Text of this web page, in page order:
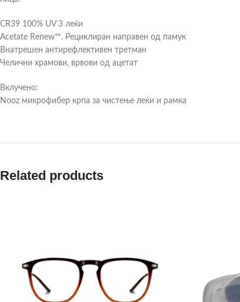
CR39 100% UV 3 леќи
Acetate Renew™. Рециклиран направен од памук
Внатрешен антирефлективен третман
Челични храмови, врвови од ацетат
Вклучено:
Nooz микрофибер крпа за чистење леќи и рамка
Related products